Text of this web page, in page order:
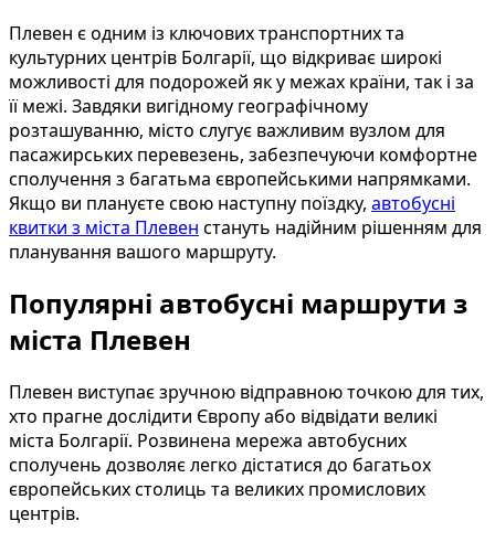
Плевен є одним із ключових транспортних та
культурних центрів Болгарії, що відкриває широкі
можливості для подорожей як у межах країни, так і за
її межі. Завдяки вигідному географічному
розташуванню, місто слугує важливим вузлом для
пасажирських перевезень, забезпечуючи комфортне
сполучення з багатьма європейськими напрямками.
Якщо ви плануєте свою наступну поїздку, автобусні
квитки з міста Плевен стануть надійним рішенням для
планування вашого маршруту.
Популярні автобусні маршрути з
міста Плевен
Плевен виступає зручною відправною точкою для тих,
хто прагне дослідити Європу або відвідати великі
міста Болгарії. Розвинена мережа автобусних
сполучень дозволяє легко дістатися до багатьох
європейських столиць та великих промислових
центрів.